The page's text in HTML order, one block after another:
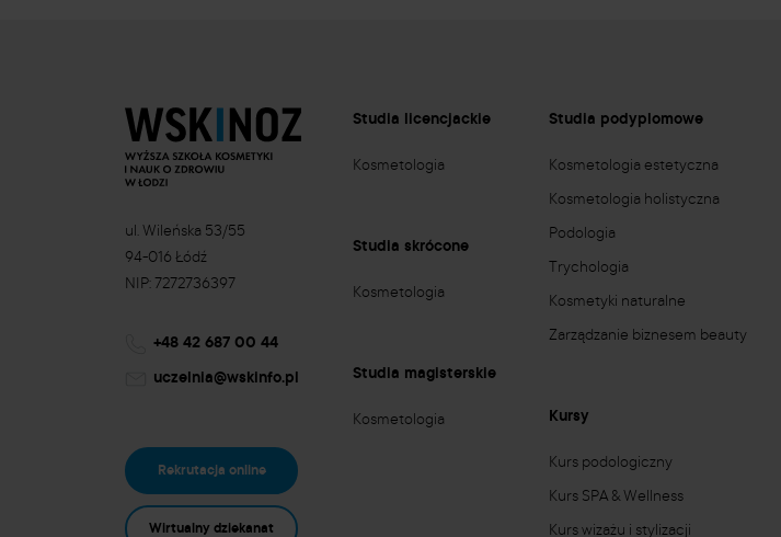
ul. Wileńska 53/55
94-016 Łódź
NIP: 7272736397
+48 42 687 00 44
uczelnia@wskinfo.pl
Rekrutacja online
Wirtualny dziekanat
Studia licencjackie
Kosmetologia
Studia skrócone
Kosmetologia
Studia magisterskie
Kosmetologia
Studia podyplomowe
Kosmetologia estetyczna
Kosmetologia holistyczna
Podologia
Trychologia
Kosmetyki naturalne
Zarządzanie biznesem beauty
Kursy
Kurs podologiczny
Kurs SPA & Wellness
Kurs wizażu i stylizacji